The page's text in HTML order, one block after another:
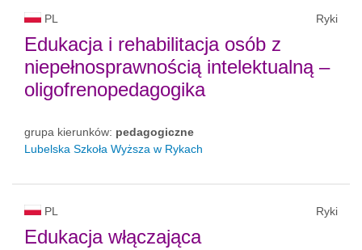
PL Ryki
Edukacja i rehabilitacja osób z
niepełnosprawnością intelektualną –
oligofrenopedagogika
grupa kierunków: pedagogiczne
Lubelska Szkoła Wyższa w Rykach
PL Ryki
Edukacja włączająca